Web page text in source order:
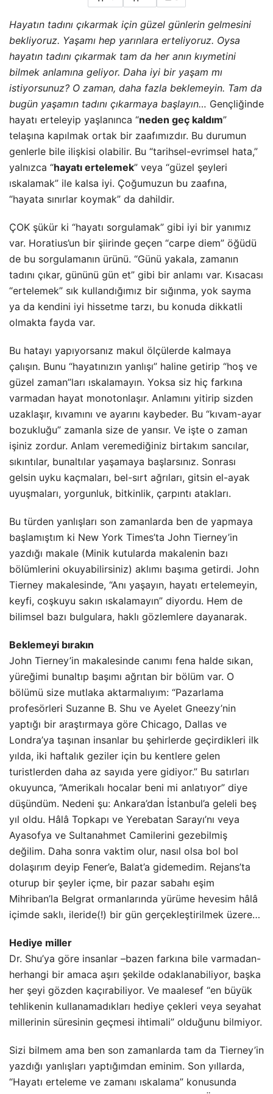
Hayatın tadını çıkarmak için güzel günlerin gelmesini
bekliyoruz. Yaşamı hep yarınlara erteliyoruz. Oysa
hayatın tadını çıkarmak tam da her anın kıymetini
bilmek anlamına geliyor. Daha iyi bir yaşam mı
istiyorsunuz? O zaman, daha fazla beklemeyin. Tam da
bugün yaşamın tadını çıkarmaya başlayın… Gençliğinde
hayatı erteleyip yaşlanınca “neden geç kaldım”
telaşına kapılmak ortak bir zaafımızdır. Bu durumun
genlerle bile ilişkisi olabilir. Bu “tarihsel-evrimsel hata,”
yalnızca “hayatı ertelemek” veya “güzel şeyleri
ıskalamak” ile kalsa iyi. Çoğumuzun bu zaafına,
“hayata sınırlar koymak” da dahildir.
ÇOK şükür ki “hayatı sorgulamak” gibi iyi bir yanımız
var. Horatius’un bir şiirinde geçen “carpe diem” öğüdü
de bu sorgulamanın ürünü. “Günü yakala, zamanın
tadını çıkar, gününü gün et” gibi bir anlamı var. Kısacası
“ertelemek” sık kullandığımız bir sığınma, yok sayma
ya da kendini iyi hissetme tarzı, bu konuda dikkatli
olmakta fayda var.
Bu hatayı yapıyorsanız makul ölçülerde kalmaya
çalışın. Bunu “hayatınızın yanlışı” haline getirip “hoş ve
güzel zaman”ları ıskalamayın. Yoksa siz hiç farkına
varmadan hayat monotonlaşır. Anlamını yitirip sizden
uzaklaşır, kıvamını ve ayarını kaybeder. Bu “kıvam-ayar
bozukluğu” zamanla size de yansır. Ve işte o zaman
işiniz zordur. Anlam veremediğiniz birtakım sancılar,
sıkıntılar, bunaltılar yaşamaya başlarsınız. Sonrası
gelsin uyku kaçmaları, bel-sırt ağrıları, gitsin el-ayak
uyuşmaları, yorgunluk, bitkinlik, çarpıntı atakları.
Bu türden yanlışları son zamanlarda ben de yapmaya
başlamıştım ki New York Times’ta John Tierney’in
yazdığı makale (Minik kutularda makalenin bazı
bölümlerini okuyabilirsiniz) aklımı başıma getirdi. John
Tierney makalesinde, “Anı yaşayın, hayatı ertelemeyin,
keyfi, coşkuyu sakın ıskalamayın” diyordu. Hem de
bilimsel bazı bulgulara, haklı gözlemlere dayanarak.
Beklemeyi bırakın
John Tierney’in makalesinde canımı fena halde sıkan,
yüreğimi bunaltıp başımı ağrıtan bir bölüm var. O
bölümü size mutlaka aktarmalıyım: “Pazarlama
profesörleri Suzanne B. Shu ve Ayelet Gneezy’nin
yaptığı bir araştırmaya göre Chicago, Dallas ve
Londra’ya taşınan insanlar bu şehirlerde geçirdikleri ilk
yılda, iki haftalık geziler için bu kentlere gelen
turistlerden daha az sayıda yere gidiyor.” Bu satırları
okuyunca, “Amerikalı hocalar beni mi anlatıyor” diye
düşündüm. Nedeni şu: Ankara’dan İstanbul’a geleli beş
yıl oldu. Hâlâ Topkapı ve Yerebatan Sarayı’nı veya
Ayasofya ve Sultanahmet Camilerini gezebilmiş
değilim. Daha sonra vaktim olur, nasıl olsa bol bol
dolaşırım deyip Fener’e, Balat’a gidemedim. Rejans’ta
oturup bir şeyler içme, bir pazar sabahı eşim
Mihriban’la Belgrat ormanlarında yürüme hevesim hâlâ
içimde saklı, ileride(!) bir gün gerçekleştirilmek üzere…
Hediye miller
Dr. Shu’ya göre insanlar –bazen farkına bile varmadan-
herhangi bir amaca aşırı şekilde odaklanabiliyor, başka
her şeyi gözden kaçırabiliyor. Ve maalesef “en büyük
tehlikenin kullanamadıkları hediye çekleri veya seyahat
millerinin süresinin geçmesi ihtimali” olduğunu bilmiyor.
Sizi bilmem ama ben son zamanlarda tam da Tierney’in
yazdığı yanlışları yaptığımdan eminim. Son yıllarda,
“Hayatı erteleme ve zamanı ıskalama” konusunda